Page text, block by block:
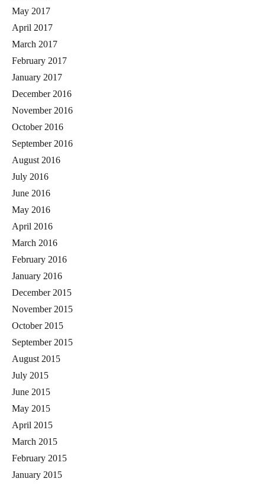
May 2017
April 2017
March 2017
February 2017
January 2017
December 2016
November 2016
October 2016
September 2016
August 2016
July 2016
June 2016
May 2016
April 2016
March 2016
February 2016
January 2016
December 2015
November 2015
October 2015
September 2015
August 2015
July 2015
June 2015
May 2015
April 2015
March 2015
February 2015
January 2015